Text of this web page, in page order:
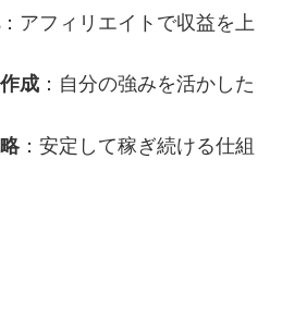
：アフィリエイトで収益を上
成：自分の強みを活かした
：安定して稼ぎ続ける仕組